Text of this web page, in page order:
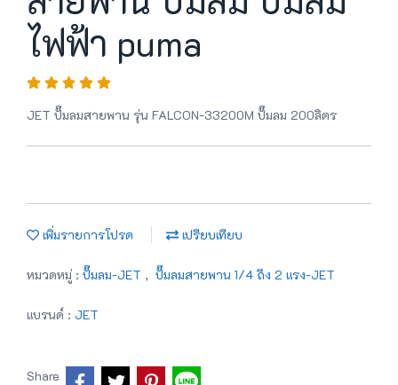
ไฟฟ้า puma
JET ปั๊มลมสายพาน รุ่น FALCON-33200M ปั๊มลม 200ลิตร
เพิ่มรายการโปรด เปรียบเทียบ
หมวดหมู่ : ปั๊มลม-JET , ปั๊มลมสายพาน 1/4 ถึง 2 แรง-JET
แบรนด์ : JET
Share